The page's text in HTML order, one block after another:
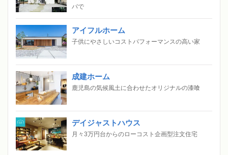
パで
アイフルホーム
子供にやさしいコストパフォーマンスの高い家
成建ホーム
鹿児島の気候風土に合わせたオリジナルの漆喰
デイジャストハウス
月々3万円台からのローコスト企画型注文住宅